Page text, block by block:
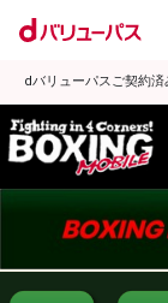
dバリューパスご契約済